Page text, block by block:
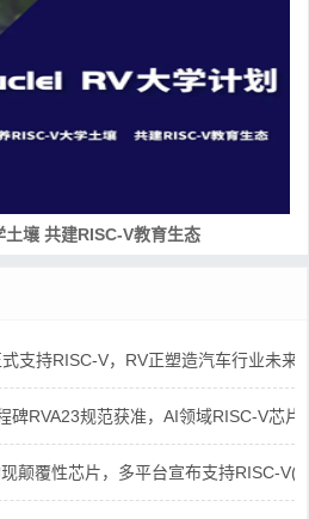
土壤 共建RISC-V教育生态
支持RISC-V，RV正塑造汽车行业未来
碑RVA23规范获准，AI领域RISC-V芯
颠覆性芯片，多平台宣布支持RISC-V(